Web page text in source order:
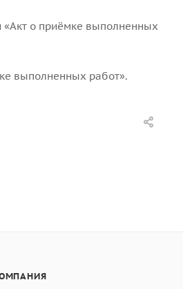
«Акт о приёмке выполненных
выполненных работ».